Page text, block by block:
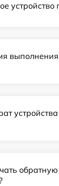
устройство
выполнения
обратную